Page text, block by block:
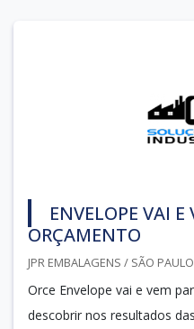
ENVELOPE VAI E
ORÇAMENTO
JPR EMBALAGENS / SÃO
Orce Envelope vai e vem
descobrir nos resultados